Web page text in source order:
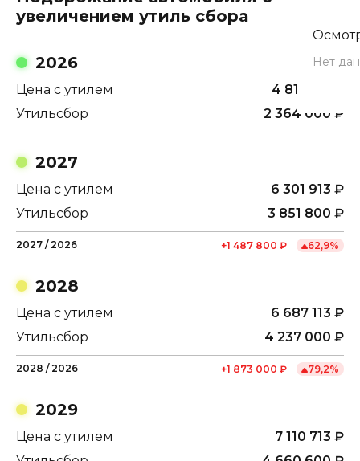
Нет
увеличением утиль сбора
2026
Цена с утилем 4 814 113
Утильсбор
2 364 000 ₽
2027
Цена с утилем 6 301 913 ₽
Утильсбор
3 851 800 ₽
2027 / 2026 +1 487 800 ₽ 62,9%
2028
Цена с утилем 6 687 113 ₽
Утильсбор
4 237 000 ₽
2028 / 2026 +1 873 000 ₽ 79,2%
2029
Цена с утилем 7 110 713 ₽